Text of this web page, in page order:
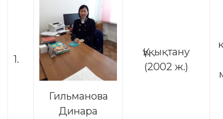
1.
Гильманова
Динара
Құқықтану
(2002 ж.)